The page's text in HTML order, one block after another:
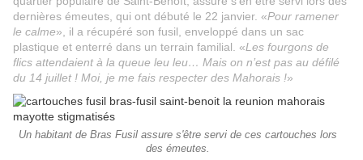
dernières émeutes, qui ont débuté le 22 janvier. «Pour ramener
le calme», il a récupéré son fusil, enveloppé dans un sac
plastique et enterré dans un terrain familial. «Les fourgons de
flics attendaient à la queue leu leu… Mais on n’est pas au défilé
du 14 juillet ! Moi, je me fais respecter des Mahorais !»
Un habitant de Bras Fusil assure s'être servi de ces cartouches lors
des émeutes.